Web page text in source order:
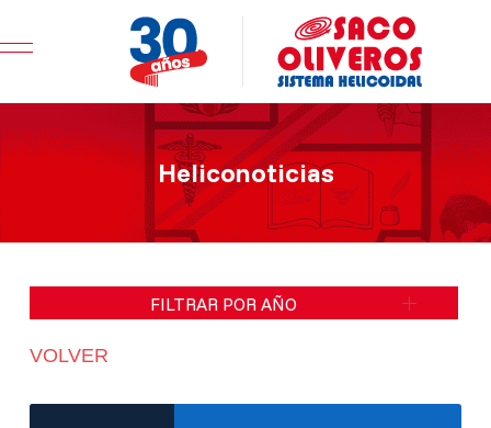
Mobile Menu Toggle
Heliconoticias
FILTRAR POR AÑO
VOLVER